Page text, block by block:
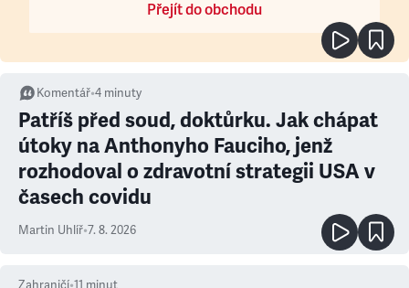
Přejít do obchodu
Komentář•4 minuty
Patříš před soud, doktůrku. Jak chápat
útoky na Anthonyho Fauciho, jenž
rozhodoval o zdravotní strategii USA v
časech covidu
Martin Uhlíř•7. 8. 2026